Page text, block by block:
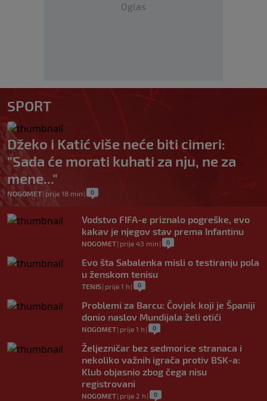
Oglas
SPORT
Džeko i Katić više neće biti cimeri:
"Sada će morati kuhati za nju, ne za
mene..."
NOGOMET| prije 18 min | 0
Vodstvo FIFA-e priznalo pogreške, evo
kakav je njegov stav prema Infantinu
NOGOMET| prije 43 min | 0
Evo šta Sabalenka misli o testiranju pola
u ženskom tenisu
TENIS| prije 1 h | 0
Problemi za Barcu: Čovjek koji je Španiji
donio naslov Mundijala želi otići
NOGOMET| prije 1 h | 0
Željezničar bez sedmorice stranaca i
nekoliko važnih igrača protiv BSK-a:
Klub objasnio zbog čega nisu
registrovani
NOGOMET| prije 2 h | 0